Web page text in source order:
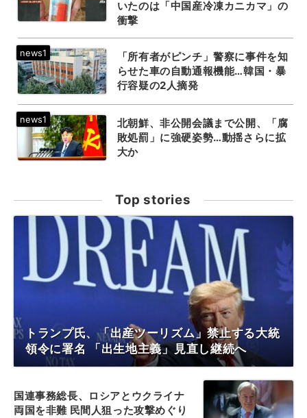
いたのは「中国産冷凍カニカマ」の
衝撃
「所有者がピンチ」警察に事件を知
らせた車の自動通報機能…韓国・暴
行容疑の2人摘発
北朝鮮、非公開会議まで公開、「腐
敗処罰」に強硬姿勢…動揺さらに拡
大か
Top stories
トランプ氏、「出産ツーリズム」禁止する大統
領令に署名 「出生地主義」見直し継続へ
国連事務総長、ロシアとウクライナ
両国を非難 民間人狙った攻撃めぐり